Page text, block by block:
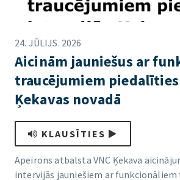
24. JŪLIJS. 2026
Aicinām jauniešus ar
traucējumiem
Ķekavas novadā
KLAUSĪTIES
Apeirons atbalsta VNC Ķekava
intervijās jauniešiem ar funkcionāliem